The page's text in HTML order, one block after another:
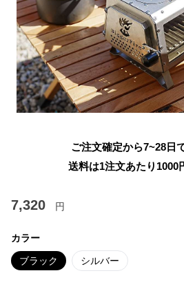
ご注文確定から7~28日
送料は1注文あたり 1000
7,320 円
カラー
ブラック シルバー